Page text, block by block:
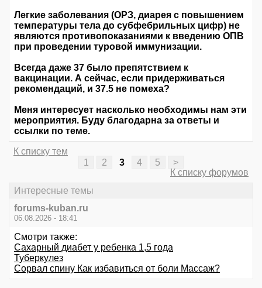
Легкие заболевания (ОРЗ, диарея с повышением
температуры тела до субфебрильных цифр) не
являются противопоказаниями к введению ОПВ
при проведении туровой иммунизации.
Всегда даже 37 было препятствием к
вакцинации. А сейчас, если придерживаться
рекомендаций, и 37.5 не помеха?
Меня интересует насколько необходимы нам эти
мероприятия. Буду благодарна за ответы и
ссылки по теме.
К списку тем
1
2 3 4 5
>
К списку форумов
Интересные темы
forums-kuban.ru
06.08.2026 - 18:41
Смотри также:
Сахарный диабет у ребенка 1,5 года
Туберкулез
Сорвал спину Как избавиться от боли Массаж?